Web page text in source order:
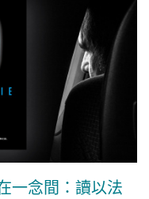
一念間：讀以法